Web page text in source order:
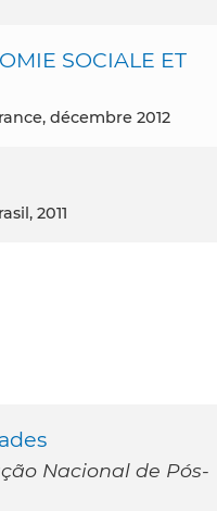
SOCIALE ET
décembre 2012
2011
Nacional de Pós-